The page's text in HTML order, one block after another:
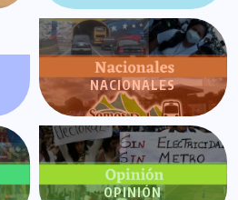
NACIONALES
OPINIÓN